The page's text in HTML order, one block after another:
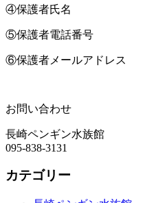
④保護者氏名
⑤保護者電話番号
⑥保護者メールアドレス
お問い合わせ
長崎ペンギン水族館
095-838-3131
カテゴリー